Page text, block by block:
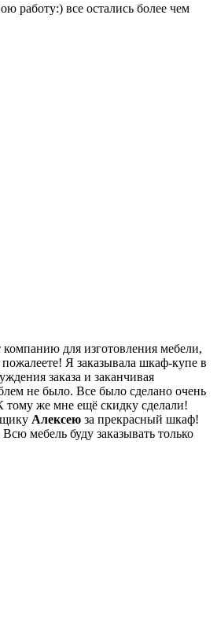
работу:) все остались более чем
для изготовления мебели,
Я заказывала шкаф-купе в
заказа и заканчивая
не было. Все было сделано очень
тому же мне ещё скидку сделали!
Алексею за прекрасный шкаф!
мебель буду заказывать только